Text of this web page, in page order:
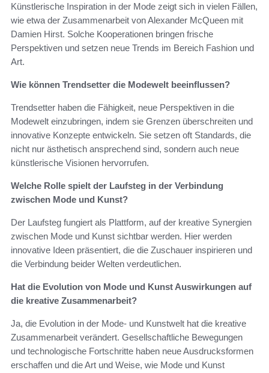
Künstlerische Inspiration in der Mode zeigt sich in vielen Fällen,
wie etwa der Zusammenarbeit von Alexander McQueen mit
Damien Hirst. Solche Kooperationen bringen frische
Perspektiven und setzen neue Trends im Bereich Fashion und
Art.
Wie können Trendsetter die Modewelt beeinflussen?
Trendsetter haben die Fähigkeit, neue Perspektiven in die
Modewelt einzubringen, indem sie Grenzen überschreiten und
innovative Konzepte entwickeln. Sie setzen oft Standards, die
nicht nur ästhetisch ansprechend sind, sondern auch neue
künstlerische Visionen hervorrufen.
Welche Rolle spielt der Laufsteg in der Verbindung
zwischen Mode und Kunst?
Der Laufsteg fungiert als Plattform, auf der kreative Synergien
zwischen Mode und Kunst sichtbar werden. Hier werden
innovative Ideen präsentiert, die die Zuschauer inspirieren und
die Verbindung beider Welten verdeutlichen.
Hat die Evolution von Mode und Kunst Auswirkungen auf
die kreative Zusammenarbeit?
Ja, die Evolution in der Mode- und Kunstwelt hat die kreative
Zusammenarbeit verändert. Gesellschaftliche Bewegungen
und technologische Fortschritte haben neue Ausdrucksformen
erschaffen und die Art und Weise, wie Mode und Kunst